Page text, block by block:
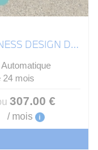
(U11) X1 SDRIVE 18I 136CH M BUSINESS DESIGN DKG7
Automatique
mois
307.00 €
/ mois i